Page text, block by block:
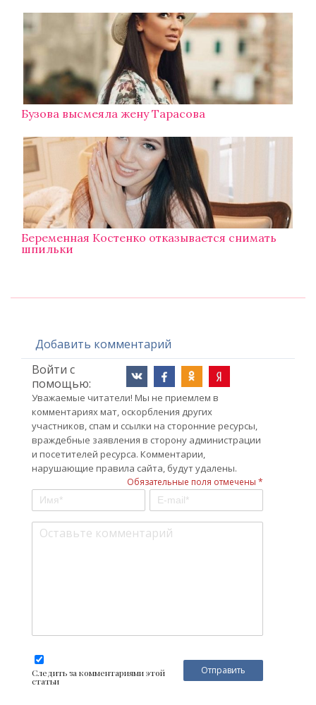
Бузова высмеяла жену Тарасова
Беременная Костенко отказывается снимать
шпильки
Добавить комментарий
Войти с
помощью:
Уважаемые читатели! Мы не приемлем в
комментариях мат, оскорбления других
участников, спам и ссылки на сторонние ресурсы,
враждебные заявления в сторону администрации
и посетителей ресурса. Комментарии,
нарушающие правила сайта, будут удалены.
Обязательные поля отмечены *
Следить за комментариями этой
статьи